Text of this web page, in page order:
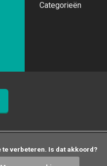
Categorieën